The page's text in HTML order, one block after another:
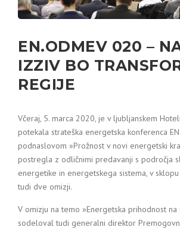
EN.ODMEV 020 –
IZZIV BO
REGIJE
Včeraj, 5. marca 2020, je v ljubljanskem
potekala strateška energetska konferenca
podnaslovom »Prožnost v novi energetski
postregla z odličnimi predavanji s področja
energetike in energetskega sistema, v
tudi dve omizji.
V omizju na temo »Energetska prihodnost
sodeloval tudi generalni direktor